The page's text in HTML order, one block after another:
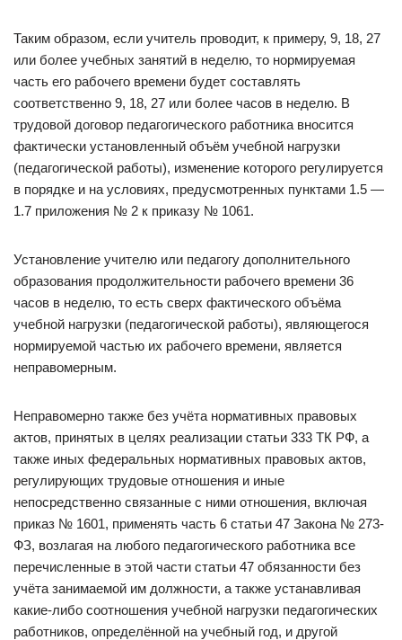
Таким образом, если учитель проводит, к примеру, 9, 18, 27
или более учебных занятий в неделю, то нормируемая
часть его рабочего времени будет составлять
соответственно 9, 18, 27 или более часов в неделю. В
трудовой договор педагогического работника вносится
фактически установленный объём учебной нагрузки
(педагогической работы), изменение которого регулируется
в порядке и на условиях, предусмотренных пунктами 1.5 —
1.7 приложения № 2 к приказу № 1061.
Установление учителю или педагогу дополнительного
образования продолжительности рабочего времени 36
часов в неделю, то есть сверх фактического объёма
учебной нагрузки (педагогической работы), являющегося
нормируемой частью их рабочего времени, является
неправомерным.
Неправомерно также без учёта нормативных правовых
актов, принятых в целях реализации статьи 333 ТК РФ, а
также иных федеральных нормативных правовых актов,
регулирующих трудовые отношения и иные
непосредственно связанные с ними отношения, включая
приказ № 1601, применять часть 6 статьи 47 Закона № 273-
ФЗ, возлагая на любого педагогического работника все
перечисленные в этой части статьи 47 обязанности без
учёта занимаемой им должности, а также устанавливая
какие-либо соотношения учебной нагрузки педагогических
работников, определённой на учебный год, и другой